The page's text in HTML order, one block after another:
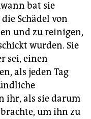
bat sie
Schädel von
und zu reinigen,
wurden. Sie
sei, einen
als jeden Tag
ihr, als sie darum
um ihn zu